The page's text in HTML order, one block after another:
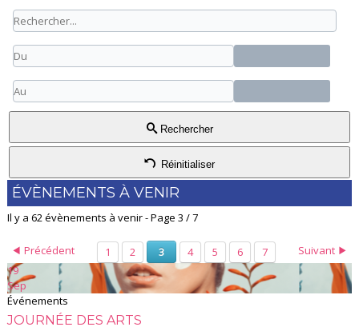
Rechercher
Réinitialiser
ÉVÈNEMENTS À VENIR
Il y a 62 évènements à venir- Page 3 / 7
Précédent 1 2 3 4 5 6 7
Suivant
19
Sep
Événements
JOURNÉE DES ARTS